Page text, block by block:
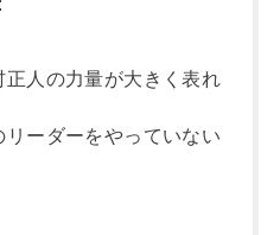
正人の力量が大きく表れ
ーダーをやっていない